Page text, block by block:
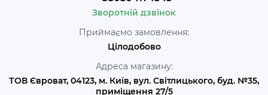
Зворотній дзвінок
Приймаємо замовлення:
Цілодобово
Адреса магазину:
ТОВ Євроват, 04123, м. Київ, вул. Світлицького, буд. №35,
приміщення 27/5